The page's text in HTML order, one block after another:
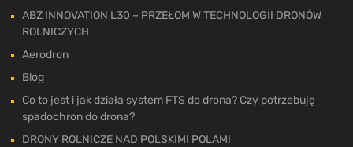
ABZ INNOVATION L30 – PRZEŁOM W TECHNOLOGII DRONÓW
ROLNICZYCH
Aerodron
Blog
Co to jest i jak działa system FTS do drona? Czy potrzebuję
spadochron do drona?
DRONY ROLNICZE NAD POLSKIMI POLAMI